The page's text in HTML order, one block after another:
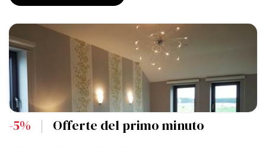
-5% | Offerte del primo minuto